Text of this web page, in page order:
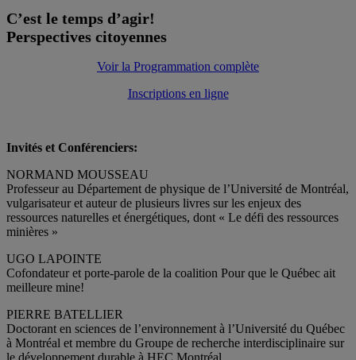
C’est le temps d’agir!
Perspectives citoyennes
Voir la Programmation complète
Inscriptions en ligne
Invités et Conférenciers:
NORMAND MOUSSEAU
Professeur au Département de physique de l’Université de Montréal,
vulgarisateur et auteur de plusieurs livres sur les enjeux des
ressources naturelles et énergétiques, dont « Le défi des ressources
minières »
UGO LAPOINTE
Cofondateur et porte-parole de la coalition Pour que le Québec ait
meilleure mine!
PIERRE BATELLIER
Doctorant en sciences de l’environnement à l’Université du Québec
à Montréal et membre du Groupe de recherche interdisciplinaire sur
le développement durable à HEC Montréal